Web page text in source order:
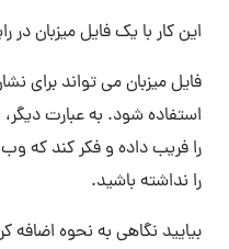
این کار با یک فایل میزبان در
استفاده شود. به عبارت
را فریب داده و فکر کند که
را نداشته باشید.
بیایید نگاهی به نحوه اضافه